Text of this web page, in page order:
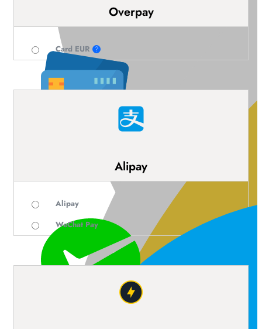
Overpay
Card EUR ?
Alipay
Alipay
WeChat Pay